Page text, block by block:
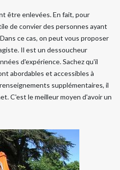
être enlevées. En fait, pour
de convier des personnes ayant
ce cas, on peut vous proposer
Il est un dessoucheur
d'expérience. Sachez qu'il
abordables et accessibles à
supplémentaires, il
C'est le meilleur moyen d'avoir un